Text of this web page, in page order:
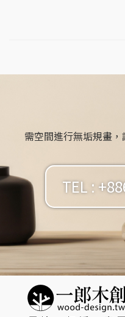
需空間進行無垢規畫
TEL :